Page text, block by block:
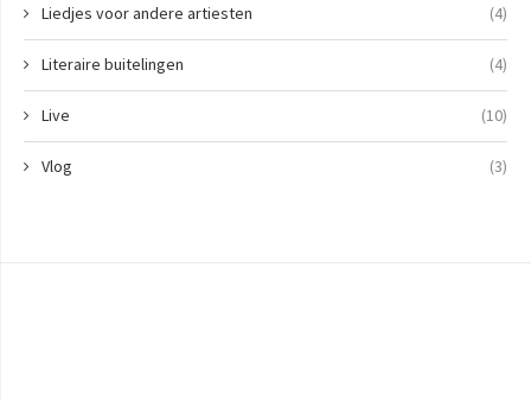
Liedjes voor andere artiesten (4)
Literaire buitelingen (4)
Live (10)
Vlog (3)